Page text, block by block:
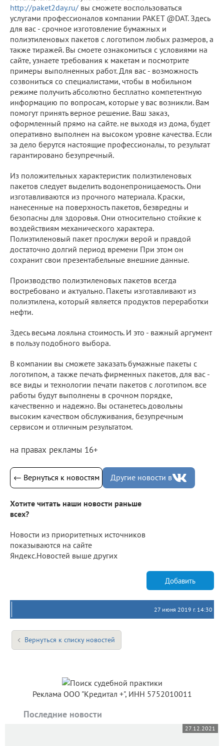
http://paket2day.ru/ вы сможете воспользоваться
услугами профессионалов компании PAKET @DAT. Здесь
для вас - срочное изготовление бумажных и
полиэтиленовых пакетов с логотипом любых размеров, а
также тиражей. Вы смоете ознакомиться с условиями на
сайте, узнаете требования к макетам и посмотрите
примеры выполненных работ. Для вас - возможность
созвониться со специалистами, чтобы в мобильном
режиме получить абсолютно бесплатно компетентную
информацию по вопросам, которые у вас возникли. Вам
помогут принять верное решение. Ваш заказ,
оформленный прямо на сайте. не выходя из дома, будет
оперативно выполнен на высоком уровне качества. Если
за дело берутся настоящие профессионалы, то результат
гарантировано безупречный.
Из положительных характеристик полиэтиленовых
пакетов следует выделить водонепроницаемость. Они
изготавливаются из прочного материала. Краски,
нанесенные на поверхность пакетов, безвредны и
безопасны для здоровья. Они относительно стойкие к
воздействиям механического характера.
Полиэтиленовый пакет прослужи верой и правдой
достаточно долгий период времени При этом он
сохранит свои презентабельные внешние данные.
Производство полиэтиленовых пакетов всегда
востребовано и актуально. Пакеты изготавливают из
полиэтилена, который является продуктов переработки
нефти.
Здесь весьма лояльна стоимость. И это - важный аргумент
в пользу подобного выбора.
В компании вы сможете заказать бумажные пакеты с
логотипом, а также печать фирменных пакетов, для вас -
все виды и технологии печати пакетов с логотипом. все
работы будут выполнены в срочном порядке,
качественно и надежно. Вы останетесь довольны
высоким качеством обслуживания, безупречным
сервисом и отличным результатом.
на правах рекламы 16+
← Вернуться к новостям Другие новости в
Хотите читать наши новости раньше
всех?
Новости из приоритетных источников
показываются на сайте
Яндекс.Новостей выше других
Добавить
27 июня 2019 г. 14:30
Вернуться к списку новостей
Реклама ООО "Кредитал +", ИНН 5752010011
Последние новости
27.12.2021